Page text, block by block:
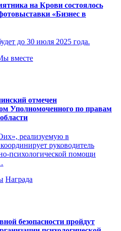
на Крови состоялось
«Бизнес в
до 30 июля 2025 года.
вместе
отмечен
Уполномоченного по правам
реализуемую в
руководитель
психологической помощи
Награда
безопасности пройдут